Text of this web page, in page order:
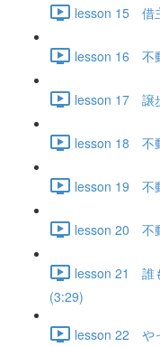
lesson 15 借
lesson 16 不
lesson 17 譲
lesson 18 不
lesson 19 不
lesson 20 不
lesson 21 誰
(3:29)
lesson 22 や